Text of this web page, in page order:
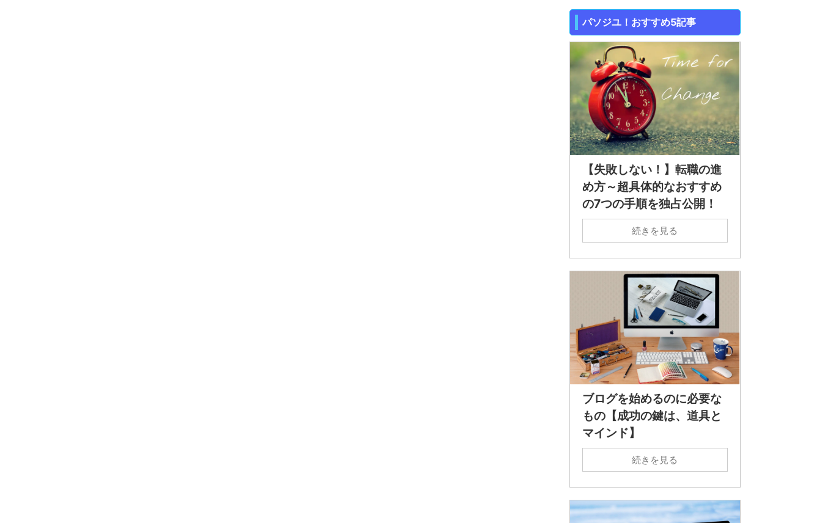
パソジユ！おすすめ5記事
【失敗しない！】転職の進
め方～超具体的なおすすめ
の7つの手順を独占公開！
続きを見る
ブログを始めるのに必要な
もの【成功の鍵は、道具と
マインド】
続きを見る